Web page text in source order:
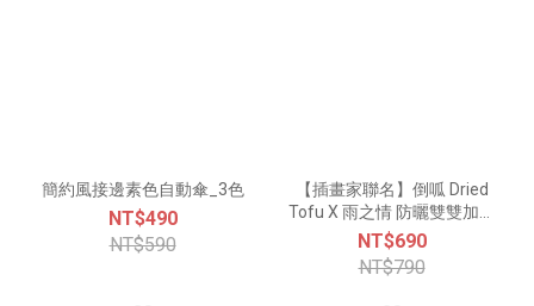
簡約風接邊素色自動傘_3色
NT$490
NT$590
【插畫家聯名】倒呱 Dried
Tofu X 雨之情 防曬雙雙加大
自動傘_4色
NT$690
NT$790